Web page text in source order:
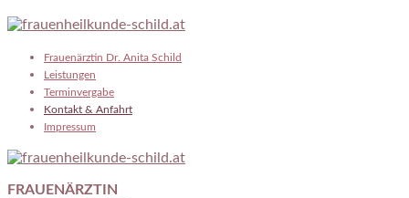
Frauenärztin Dr. Anita Schild
Leistungen
Terminvergabe
Kontakt & Anfahrt
Impressum
FRAUENÄRZTIN